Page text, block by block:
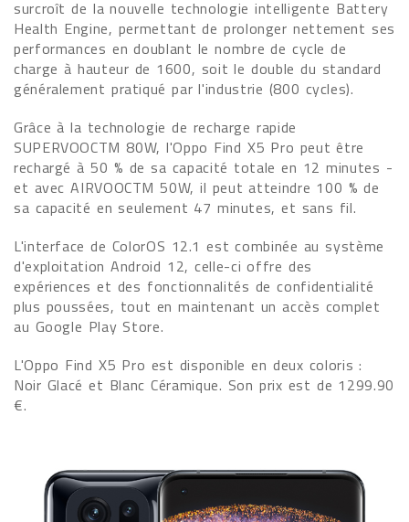
surcroît de la nouvelle technologie intelligente Battery
Health Engine, permettant de prolonger nettement ses
performances en doublant le nombre de cycle de
charge à hauteur de 1600, soit le double du standard
généralement pratiqué par l'industrie (800 cycles).
Grâce à la technologie de recharge rapide
SUPERVOOCTM 80W, l'Oppo Find X5 Pro peut être
rechargé à 50 % de sa capacité totale en 12 minutes -
et avec AIRVOOCTM 50W, il peut atteindre 100 % de
sa capacité en seulement 47 minutes, et sans fil.
L'interface de ColorOS 12.1 est combinée au système
d'exploitation Android 12, celle-ci offre des
expériences et des fonctionnalités de confidentialité
plus poussées, tout en maintenant un accès complet
au Google Play Store.
L'Oppo Find X5 Pro est disponible en deux coloris :
Noir Glacé et Blanc Céramique. Son prix est de 1299.90
€.